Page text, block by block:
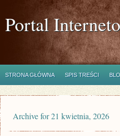
Portal
STRONA GŁÓWNA SPIS TREŚCI
Archive for 21 kwietnia, 2026